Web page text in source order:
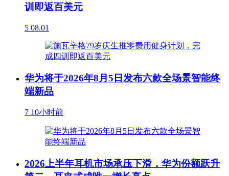
训即返百美元
5 08.01
华为将于2026年8月5日发布六款全场景智能终
端新品
7 10小时前
2026上半年耳机市场承压下滑，华为份额跃升